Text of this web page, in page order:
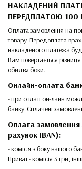
НАКЛАДЕНИЙ
ПЕРЕДПЛАТОЮ 100
Оплата замовлення на
товару. Передоплата
накладеного платежа
Вам повертається
обидва боки.
Онлайн-оплата
- при оплаті он-лайн
банку. Сплачені
Оплата замовлення
рахунок IBAN):
- комісія з боку нашого
Приват - комісія 3 грн,